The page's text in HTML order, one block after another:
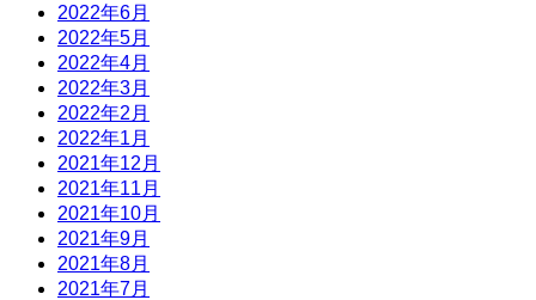
2022年6月
2022年5月
2022年4月
2022年3月
2022年2月
2022年1月
2021年12月
2021年11月
2021年10月
2021年9月
2021年8月
2021年7月